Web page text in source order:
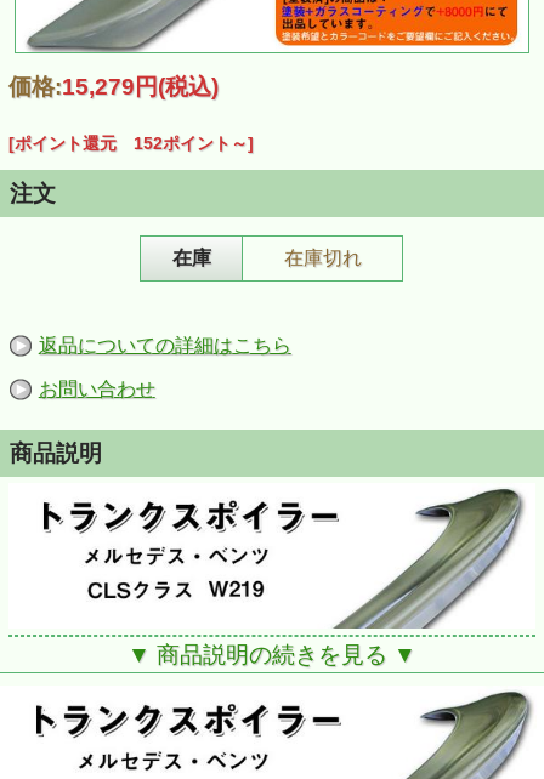
価格:15,279円(税込)
[ポイント還元 152ポイント～]
注文
在庫 在庫切れ
返品についての詳細はこちら
お問い合わせ
商品説明
▼ 商品説明の続きを見る ▼